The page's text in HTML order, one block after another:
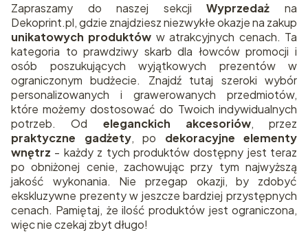
Zapraszamy do naszej sekcjiWyprzedaż na
Dekoprint.pl, gdzie znajdziesz niezwykłe okazje na zakup
unikatowych produktów w atrakcyjnych cenach. Ta
kategoria to prawdziwy skarb dla łowców promocji i
osób poszukujących wyjątkowych prezentów w
ograniczonym budżecie. Znajdź tutaj szeroki wybór
personalizowanych i grawerowanych przedmiotów,
które możemy dostosować do Twoich indywidualnych
potrzeb. Od eleganckich akcesoriów, przez
praktyczne gadżety, po dekoracyjne elementy
wnętrz - każdy z tych produktów dostępny jest teraz
po obniżonej cenie, zachowując przy tym najwyższą
jakość wykonania. Nie przegap okazji, by zdobyć
ekskluzywne prezenty w jeszcze bardziej przystępnych
cenach. Pamiętaj, że ilość produktów jest ograniczona,
więc nie czekaj zbyt długo!